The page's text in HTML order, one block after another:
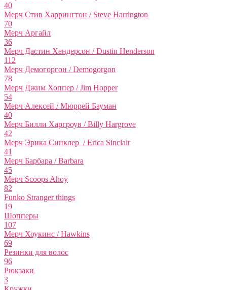
40
Мерч Стив Харрингтон / Steve Harrington
70
Мерч Аргайл
36
Мерч Дастин Хендерсон / Dustin Henderson
112
Мерч Демогоргон / Demogorgon
78
Мерч Джим Хоппер / Jim Hopper
54
Мерч Алексей / Мюррей Бауман
40
Мерч Билли Харгроув / Billy Hargrove
42
Мерч Эрика Синклер / Erica Sinclair
41
Мерч Барбара / Barbara
45
Мерч Scoops Ahoy
82
Funko Stranger things
19
Шопперы
107
Мерч Хоукинс / Hawkins
69
Резинки для волос
96
Рюкзаки
3